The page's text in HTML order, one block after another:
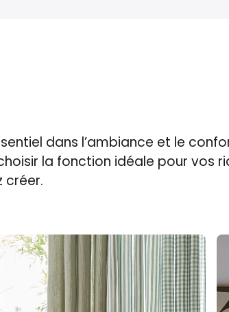
dans l’ambiance et le
la fonction idéale pour vos
créer.